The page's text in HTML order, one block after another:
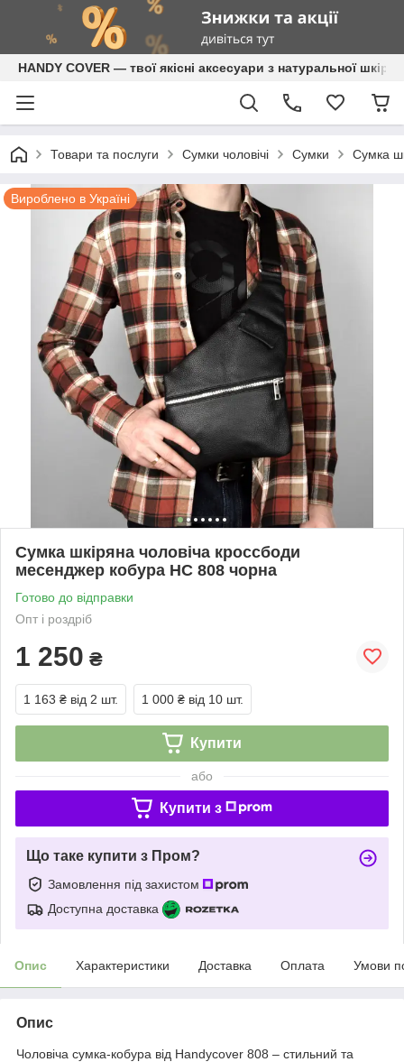
HANDY COVER — твої якісні аксесуари з натуральної шкіри
Товари та послуги Сумки чоловічі Сумки Сумка
Вироблено в Україні
Сумка шкіряна чоловіча кроссбоди
месенджер кобура HC 808 чорна
Готово до відправки
Опт і роздріб
1 250 ₴
1 163 ₴ від 2 шт. 1 000 ₴ від 10 шт.
Купити
або
Купити з
Що таке купити з Пром?
Замовлення під захистом
Доступна доставка
Опис Характеристики Доставка Оплата Умови
Опис
Чоловіча сумка-кобура від Handycover 808 – стильний та